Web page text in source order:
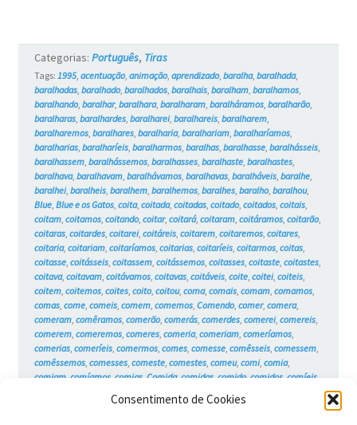
Consentimento de Cookies
Categorias: Português, Tiras
Tags: 1995, acentuação, animação, aprendizado, baralha, baralhada,
baralhadas, baralhado, baralhados, baralhais, baralham, baralhamos,
baralhando, baralhar, baralhara, baralharam, baralháramos, baralharão,
baralharas, baralhardes, baralharei, baralhareis, baralharem,
baralharemos, baralhares, baralharia, baralhariam, baralharíamos,
baralharias, baralharíeis, baralharmos, baralhas, baralhasse, baralhásseis,
baralhassem, baralhássemos, baralhasses, baralhaste, baralhastes,
baralhava, baralhavam, baralhávamos, baralhavas, baralháveis, baralhe,
baralhei, baralheis, baralhem, baralhemos, baralhes, baralho, baralhou,
Blue, Blue e os Gatos, coita, coitada, coitadas, coitado, coitados, coitais,
coitam, coitamos, coitando, coitar, coitará, coitaram, coitáramos, coitarão,
coitaras, coitardes, coitarei, coitáreis, coitarem, coitaremos, coitares,
coitaria, coitariam, coitaríamos, coitarias, coitaríeis, coitarmos, coitas,
coitasse, coitásseis, coitassem, coitássemos, coitasses, coitaste, coitastes,
coitava, coitavam, coitávamos, coitavas, coitáveis, coite, coitei, coiteis,
coitem, coitemos, coites, coito, coitou, coma, comais, comam, comamos,
comas, come, comeis, comem, comemos, Comendo, comer, comera,
comeram, comêramos, comerão, comerás, comerdes, comerei, comereis,
comerem, comeremos, comeres, comeria, comeriam, comeríamos,
comerias, comeríeis, comermos, comes, comesse, comêsseis, comessem,
comêssemos, comesses, comeste, comestes, comeu, comi, comia,
comiam,comíamos,comias,Comida,comidas,comido,comidos,comíeis,
desafiais,desafiam,desafiamos, desafiando